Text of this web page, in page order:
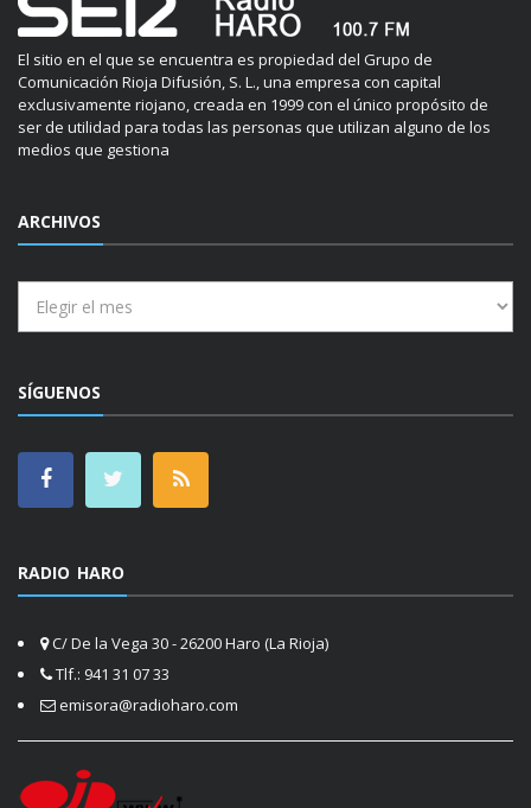
El sitio en el que se encuentra es propiedad del Grupo de
Comunicación Rioja Difusión, S. L., una empresa con capital
exclusivamente riojano, creada en 1999 con el único propósito de
ser de utilidad para todas las personas que utilizan alguno de los
medios que gestiona
ARCHIVOS
SÍGUENOS
RADIO HARO
C/ De la Vega 30 - 26200 Haro (La Rioja)
Tlf.: 941 31 07 33
emisora@radioharo.com